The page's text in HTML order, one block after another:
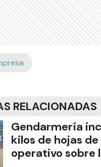
RELACIONADAS
Gendarmería
kilos de hojas
operativo sobre